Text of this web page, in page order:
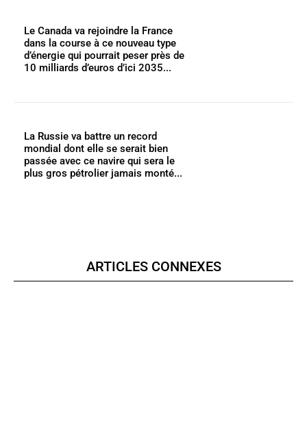
Le Canada va rejoindre la France
dans la course à ce nouveau type
d’énergie qui pourrait peser près de
10 milliards d’euros d’ici 2035...
La Russie va battre un record
mondial dont elle se serait bien
passée avec ce navire qui sera le
plus gros pétrolier jamais monté...
ARTICLES CONNEXES